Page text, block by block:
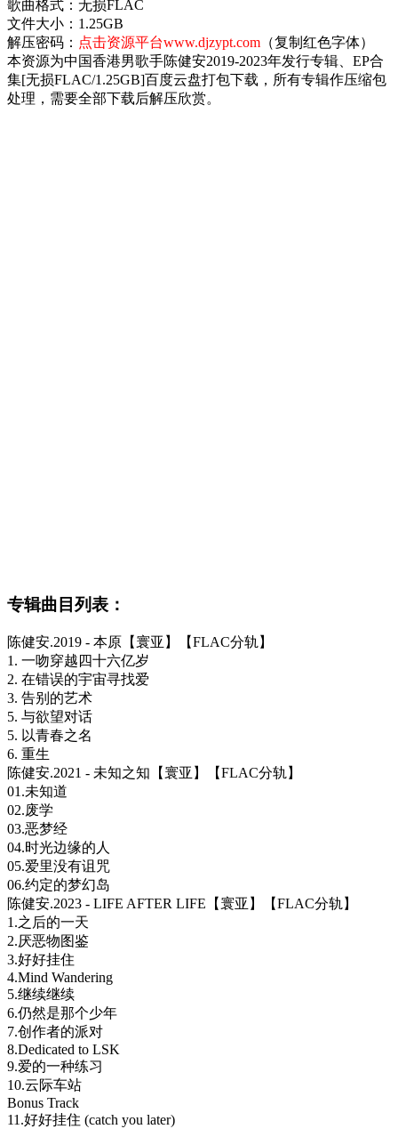
歌曲格式：无损FLAC
文件大小：1.25GB
解压密码： 点击资源平台www.djzypt.com （复制红色字体）
本资源为中国香港男歌手陈健安2019-2023年发行专辑、EP合
集[无损FLAC/1.25GB]百度云盘打包下载，所有专辑作压缩包
处理，需要全部下载后解压欣赏。
专辑曲目列表：
陈健安.2019 - 本原【寰亚】【FLAC分轨】
1. 一吻穿越四十六亿岁
2. 在错误的宇宙寻找爱
3. 告别的艺术
5. 与欲望对话
5. 以青春之名
6. 重生
陈健安.2021 - 未知之知【寰亚】【FLAC分轨】
01.未知道
02.废学
03.恶梦经
04.时光边缘的人
05.爱里没有诅咒
06.约定的梦幻岛
陈健安.2023 - LIFE AFTER LIFE【寰亚】【FLAC分轨】
1.之后的一天
2.厌恶物图鉴
3.好好挂住
4.Mind Wandering
5.继续继续
6.仍然是那个少年
7.创作者的派对
8.Dedicated to LSK
9.爱的一种练习
10.云际车站
Bonus Track
11.好好挂住 (catch you later)